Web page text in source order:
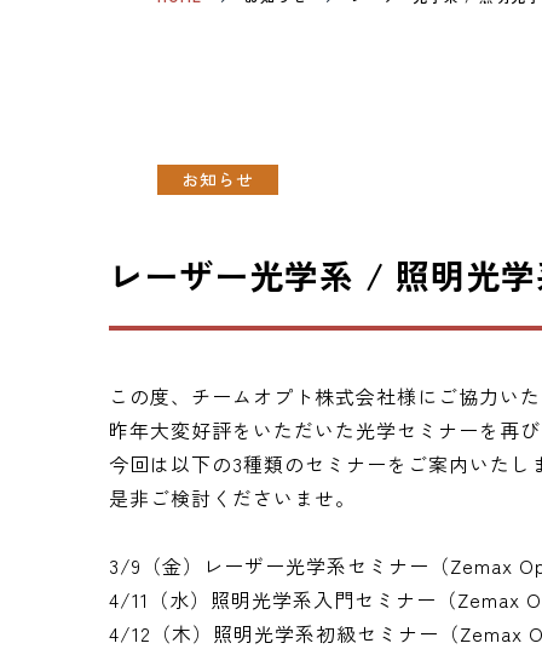
お知らせ
レーザー光学系 / 照明光
この度、チームオプト株式会社様にご協力い
昨年大変好評をいただいた光学セミナーを再
今回は以下の3種類のセミナーをご案内いたし
是非ご検討くださいませ。
3/9（金）レーザー光学系セミナー（Zemax
4/11（水）照明光学系入門セミナー（Zemax
4/12（木）照明光学系初級セミナー（Zemax